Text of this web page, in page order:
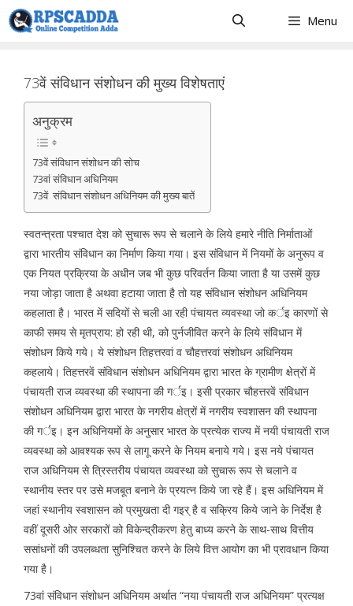
Skip
to
Menu
73वें संविधान संशोधन की मुख्य विशेषताएं
अनुक्रम
73वें संविधान संशोधन की सोच
73वां संविधान अधिनियम
73वें संविधान संशोधन अधिनियम की मुख्य बातें
स्वतन्त्रता पश्चात देश को सुचारू रूप से चलाने के लिये हमारे नीति निर्माताओं
द्वारा भारतीय संविधान का निर्माण किया गया। इस संविधान में नियमों के अनुरूप व
एक नियत प्रक्रिया के अधीन जब भी कुछ परिवर्तन किया जाता है या उसमें कुछ
नया जोड़ा जाता है अथवा हटाया जाता है तो यह संविधान संशोधन अधिनियम
कहलाता है। भारत में सदियों से चली आ रही पंचायत व्यवस्था जो कर्इ कारणों से
काफी समय से मृतप्राय: हो रही थी, को पुर्नजीवित करने के लिये संविधान में
संशोधन किये गये। ये संशोधन तिहत्तरवां व चौहत्तरवां संशोधन अधिनियम
कहलाये। तिहत्तरवें संविधान संशोधन अधिनियम द्वारा भारत के ग्रामीण क्षेत्रों में
पंचायती राज व्यवस्था की स्थापना की गर्इ। इसी प्रकार चौहत्तरवें संविधान
संशोधन अधिनियम द्वारा भारत के नगरीय क्षेत्रों में नगरीय स्वशासन की स्थापना
की गर्इ। इन अधिनियमों के अनुसार भारत के प्रत्येक राज्य में नयी पंचायती राज
व्यवस्था को आवश्यक रूप से लागू करने के नियम बनाये गये। इस नये पंचायत
राज अधिनियम से त्रिस्तरीय पंचायत व्यवस्था को सुचारू रूप से चलाने व
स्थानीय स्तर पर उसे मजबूत बनाने के प्रयत्न किये जा रहे हैं। इस अधिनियम में
जहां स्थानीय स्वशासन को प्रमुखता दी गइर् है व सक्रिय किये जाने के निर्देश है
वहीं दूसरी ओर सरकारों को विकेन्द्रीकरण हेतु बाध्य करने के साथ-साथ वित्तीय
ससांधनों की उपलब्धता सुनिश्चित करने के लिये वित्त आयोग का भी प्रावधान किया
गया है।
73वां संविधान संशोधन अधिनियम अर्थात “नया पंचायती राज अधिनियम” प्रत्यक्ष